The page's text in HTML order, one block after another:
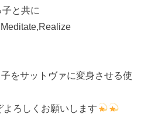
と共に
をサットヴァに変身させる使
ろしくお願いします